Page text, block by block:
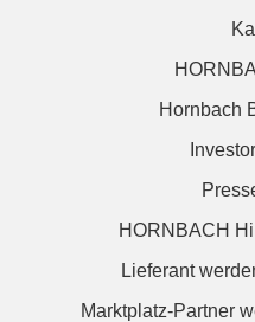
Hornbach
HORNBACH
Lieferant
Marktplatz-Partner